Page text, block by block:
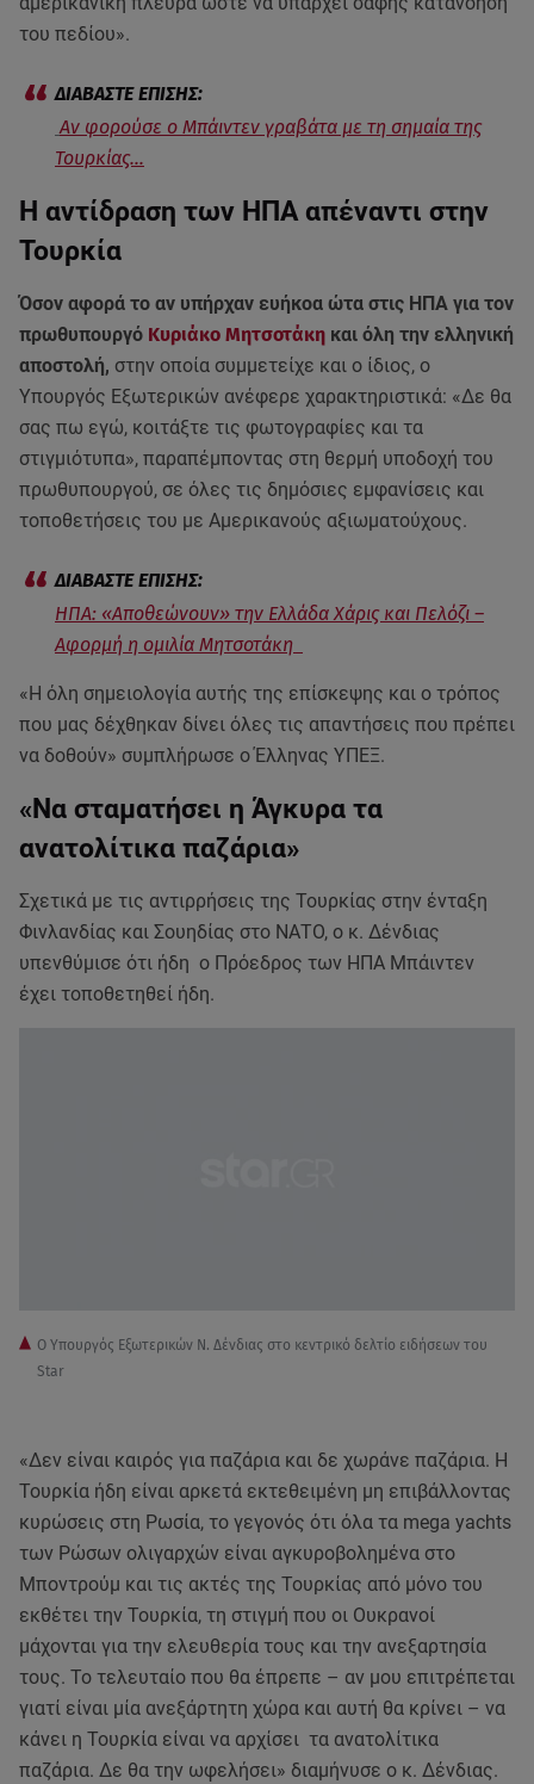
του πεδίου».
Αν φορούσε ο Μπάιντεν γραβάτα με τη σημαία της
Τουρκίας...
Η αντίδραση των ΗΠΑ απέναντι στην
Τουρκία
Όσον αφορά το αν υπήρχαν ευήκοα ώτα στις ΗΠΑ για τον
πρωθυπουργό Κυριάκο Μητσοτάκη και όλη την ελληνική
αποστολή, στην οποία συμμετείχε και ο ίδιος, o
Υπουργός Εξωτερικών ανέφερε χαρακτηριστικά: «Δε θα
σας πω εγώ, κοιτάξτε τις φωτογραφίες και τα
στιγμιότυπα», παραπέμποντας στη θερμή υποδοχή του
πρωθυπουργού, σε όλες τις δημόσιες εμφανίσεις και
τοποθετήσεις του με Αμερικανούς αξιωματούχους.
ΗΠΑ: «Αποθεώνουν» την Ελλάδα Χάρις και Πελόζι –
Αφορμή η ομιλία Μητσοτάκη
«Η όλη σημειολογία αυτής της επίσκεψης και ο τρόπος
που μας δέχθηκαν δίνει όλες τις απαντήσεις που πρέπει
να δοθούν» συμπλήρωσε ο Έλληνας ΥΠΕΞ.
«Να σταματήσει η Άγκυρα τα
ανατολίτικα παζάρια»
Σχετικά με τις αντιρρήσεις της Τουρκίας στην ένταξη
Φινλανδίας και Σουηδίας στο ΝΑΤΟ, ο κ. Δένδιας
υπενθύμισε ότι ήδη ο Πρόεδρος των ΗΠΑ Μπάιντεν
έχει τοποθετηθεί ήδη.
Ο Υπουργός Εξωτερικών Ν. Δένδιας στο κεντρικό δελτίο ειδήσεων του
Star
«Δεν είναι καιρός για παζάρια και δε χωράνε παζάρια. Η
Τουρκία ήδη είναι αρκετά εκτεθειμένη μη επιβάλλοντας
κυρώσεις στη Ρωσία, το γεγονός ότι όλα τα mega yachts
των Ρώσων ολιγαρχών είναι αγκυροβολημένα στο
Μποντρούμ και τις ακτές της Τουρκίας από μόνο του
εκθέτει την Τουρκία, τη στιγμή που οι Ουκρανοί
μάχονται για την ελευθερία τους και την ανεξαρτησία
τους. Το τελευταίο που θα έπρεπε – αν μου επιτρέπεται
γιατί είναι μία ανεξάρτητη χώρα και αυτή θα κρίνει – να
κάνει η Τουρκία είναι να αρχίσει τα ανατολίτικα
παζάρια. Δε θα την ωφελήσει» διαμήνυσε ο κ. Δένδιας.